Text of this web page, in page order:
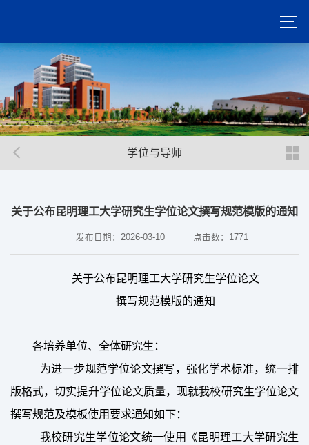
学位与导师
关于公布昆明理工大学研究生学位论文撰写规范模版的通知
发布日期：2026-03-10 点击数： 1771
关于公布昆明理工大学研究生学位论文
撰写规范模版的通知
各培养单位、全体研究生：
为进一步规范学位论文撰写，强化学术标准，统一排
版格式，切实提升学位论文质量，现就我校研究生学位论文
撰写规范及模板使用要求通知如下：
我校研究生学位论文统一使用《昆明理工大学研究生